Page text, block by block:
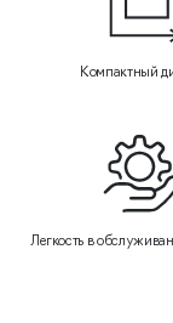
Компактный
Легкость в